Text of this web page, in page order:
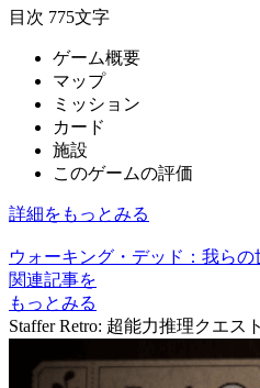
目次 775文字
ゲーム概要
マップ
ミッション
カード
施設
このゲームの評価
詳細をもっとみる
ウォーキング・デッド：我ら
関連記事を
もっとみる
Staffer Retro: 超能力推理クエスト